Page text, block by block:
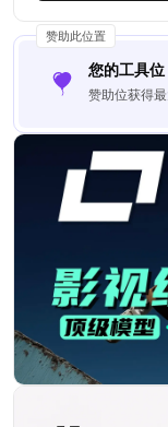
赞助此位置
您的工具位
赞助位获得